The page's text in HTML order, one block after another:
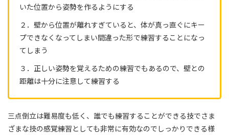
いた位置から姿勢を作るようにする
２．壁から位置が離れすぎていると、体が真っ直ぐにキー
プできなくなってしまい間違った形で練習することになっ
てしまう
３．正しい姿勢を覚えるための練習でもあるので、壁との
距離は十分に注意して練習する
三点倒立は難易度も低く、誰でも練習することができる技でさま
ざまな技の感覚練習としても非常に有効なのでしっかりできる様